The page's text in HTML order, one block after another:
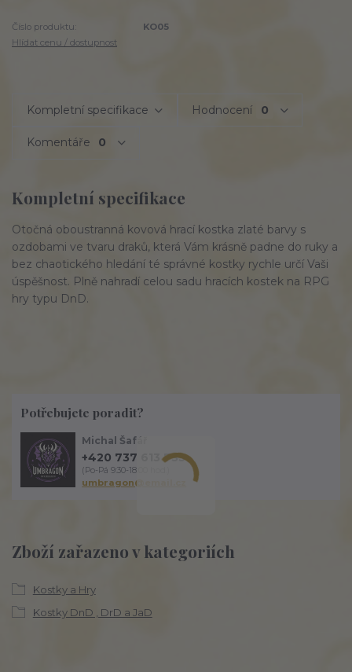
Číslo produktu:
KO05
Hlídat cenu / dostupnost
Kompletní specifikace Hodnocení 0
Komentáře 0
Kompletní specifikace
Otočná oboustranná kovová hrací kostka zlaté barvy s
ozdobami ve tvaru draků, která Vám krásně padne do ruky a
bez chaotického hledání té správné kostky rychle určí Vaši
úspěšnost. Plně nahradí celou sadu hracích kostek na RPG
hry typu DnD.
Zboží zařazeno v kategoriích
Kostky a Hry
Kostky DnD , DrD a JaD
Potřebujete poradit?
Michal Šafář
+420 737 613 735
(Po-Pá 9:30-18:00 hod.)
umbragon@email.cz